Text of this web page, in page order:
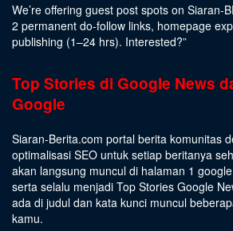
We’re offering guest post spots on Siaran-
2 permanent do-follow links, homepage
publishing (1–24 hrs). Interested?”
Top Stories di Google News
Google
Siaran-Berita.com portal berita komunitas
optimalisasi SEO untuk setiap beritanya
akan langsung muncul di halaman 1
serta selalu menjadi Top Stories Google
ada di judul dan kata kunci muncul
kamu.